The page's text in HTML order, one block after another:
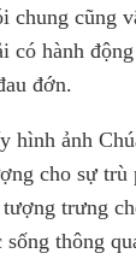
chung cũng
có hành
đớn.
hình ảnh
cho sự trù
trưng
thông